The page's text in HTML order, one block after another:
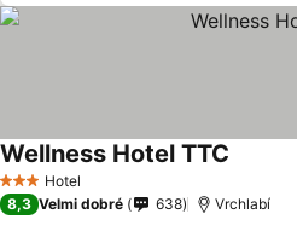
3 Počet hvězdiček
Hotel
Wellness Hotel TTC
8,3 Velmi dobré 638 Vrchlabí